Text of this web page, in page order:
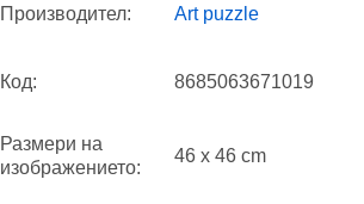
Производител: Art puzzle
Код: 8685063671019
Размери на
изображението:
46 x 46 cm